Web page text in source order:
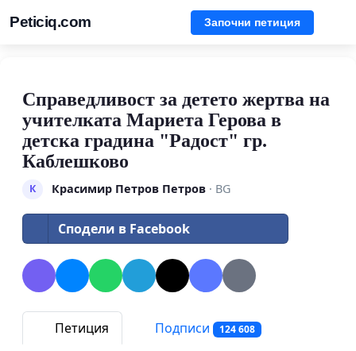
Peticiq.com Започни петиция
Справедливост за детето жертва на
учителката Мариета Герова в
детска градина "Радост" гр.
Каблешково
К Красимир Петров Петров· BG
Сподели в Facebook
Петиция Подписи 124 608